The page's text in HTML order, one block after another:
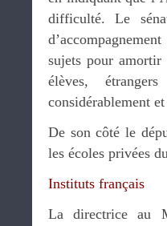
difficulté. Le
sujets pour
élèves,
considérablement
De son côté le
les écoles privées
Instituts français
La directrice au